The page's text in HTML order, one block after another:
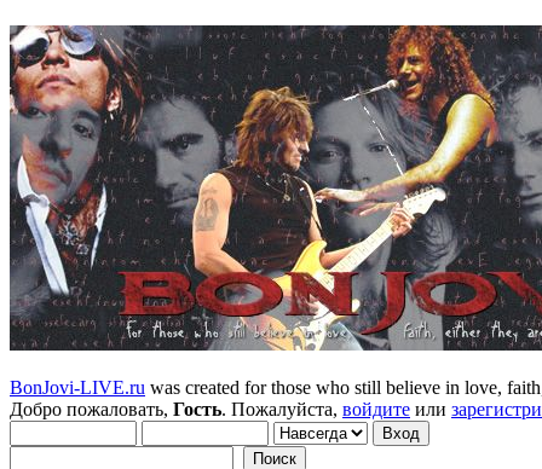
BonJovi-LIVE.ru was created for those who still believe in love,
Добро пожаловать, Гость. Пожалуйста, войдите или